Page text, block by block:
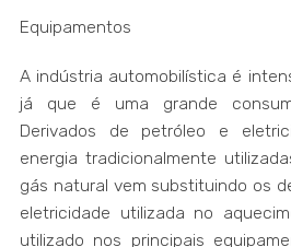
Equipamentos
A indústria automobilística é
já que é uma grande
Derivados de petróleo e
energia tradicionalmente
gás natural vem substituindo os
eletricidade utilizada no
utilizado nos principais